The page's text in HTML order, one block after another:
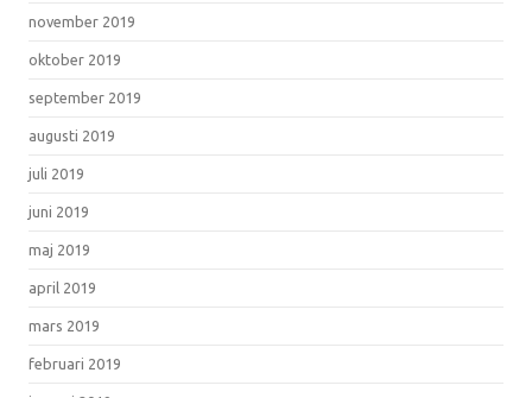
november 2019
oktober 2019
september 2019
augusti 2019
juli 2019
juni 2019
maj 2019
april 2019
mars 2019
februari 2019